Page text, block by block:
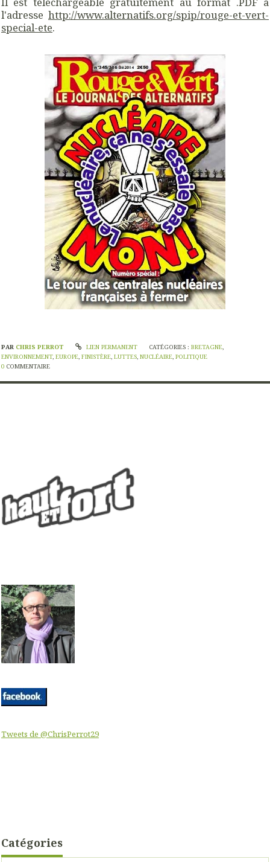
l'adresse http://www.alternatifs.org/spip/rouge-et-vert-
special-ete.
PAR CHRIS PERROT LIEN PERMANENT CATÉGORIES :BRETAGNE,
ENVIRONNEMENT, EUROPE, FINISTÈRE, LUTTES, NUCLÉAIRE, POLITIQUE
0 COMMENTAIRE
Tweets de @ChrisPerrot29
Catégories